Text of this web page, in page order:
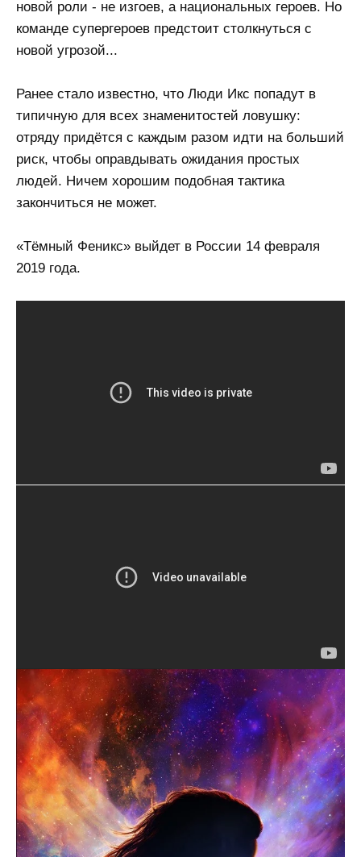
новой роли - не изгоев, а национальных героев. Но
команде супергероев предстоит столкнуться с
новой угрозой...
Ранее стало известно, что Люди Икс попадут в
типичную для всех знаменитостей ловушку:
отряду придётся с каждым разом идти на больший
риск, чтобы оправдывать ожидания простых
людей. Ничем хорошим подобная тактика
закончиться не может.
«Тёмный Феникс» выйдет в России 14 февраля
2019 года.